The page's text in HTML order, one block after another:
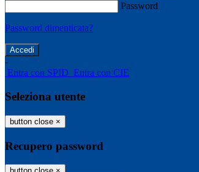
Password
Password dimenticata?
-
Entra con SPID Entra con CIE
Seleziona utente
button close ×
Recupero password